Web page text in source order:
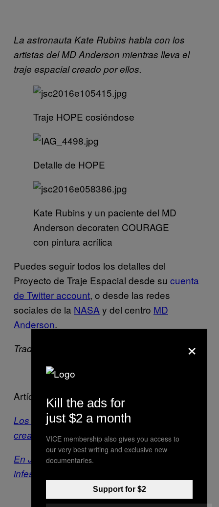
La astronauta Kate Rubins habla con los
artistas del MD Anderson mientras lleva el
traje espacial creado por ellos.
Traje HOPE cosiéndose
Detalle de HOPE
Kate Rubins y un paciente del MD
Anderson decoraten COURAGE
con pintura acrílica
Puedes seguir todos los detalles del
Proyecto de Traje Espacial desde su cuenta
de Twitter account, o desde las redes
sociales de la NASA y del centro MD
Anderson.
Traducción de Rosa Gregori
Artículos relacionados:
Los trajes espaciales de Neri Oxman están
creados a partir de bacterias que crecen
En Júpiter llevaríamos moda impresa en 3D
infestada de bacterias
×
Kill the ads for
just $2 a month
VICE membership also gives you access to
our very best writing and exclusive new
documentaries.
Support for $2